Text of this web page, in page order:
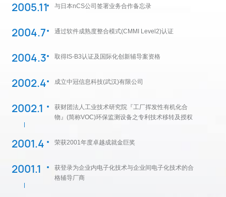
2005.11 与日本nCS公司签署业务合作备忘录
2004.7 通过软件成熟度整合模式(CMMI Level2)认证
2004.3 取得IS-B3认证及国际化创新辅导案资格
2002.4 成立中冠信息科技(武汉)有限公司
2002.1
获财团法人工业技术研究院『工厂挥发性有机化合
物』(简称VOC)环保监测设备之专利技术移转及授权
2001.4 荣获2001年度卓越成就金巨奖
2001.1
获登录为企业内电子化技术与企业间电子化技术的合
格辅导厂商